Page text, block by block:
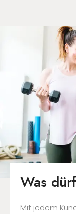
Was
Mit jedem